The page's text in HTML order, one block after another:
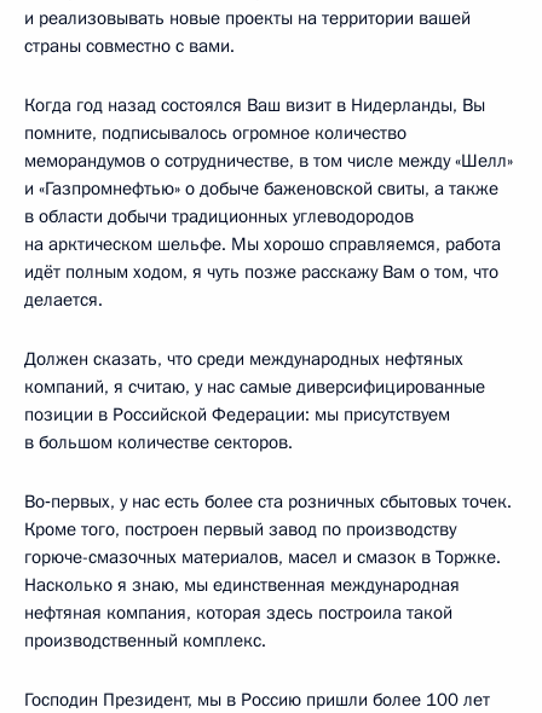
и реализовывать новые проекты на территории вашей
страны совместно с вами.
Когда год назад состоялся Ваш визит в Нидерланды, Вы
помните, подписывалось огромное количество
меморандумов о сотрудничестве, в том числе между «Шелл»
и «Газпромнефтью» о добыче баженовской свиты, а также
в области добычи традиционных углеводородов
на арктическом шельфе. Мы хорошо справляемся, работа
идёт полным ходом, я чуть позже расскажу Вам о том, что
делается.
Должен сказать, что среди международных нефтяных
компаний, я считаю, у нас самые диверсифицированные
позиции в Российской Федерации: мы присутствуем
в большом количестве секторов.
Во‑первых, у нас есть более ста розничных сбытовых точек.
Кроме того, построен первый завод по производству
горюче-смазочных материалов, масел и смазок в Торжке.
Насколько я знаю, мы единственная международная
нефтяная компания, которая здесь построила такой
производственный комплекс.
Господин Президент, мы в Россию пришли более 100 лет